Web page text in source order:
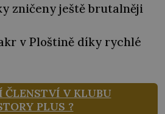
zničeny ještě brutalněji
v Ploštině díky rychlé
ČLENSTVÍ V KLUBU
PLUS ?